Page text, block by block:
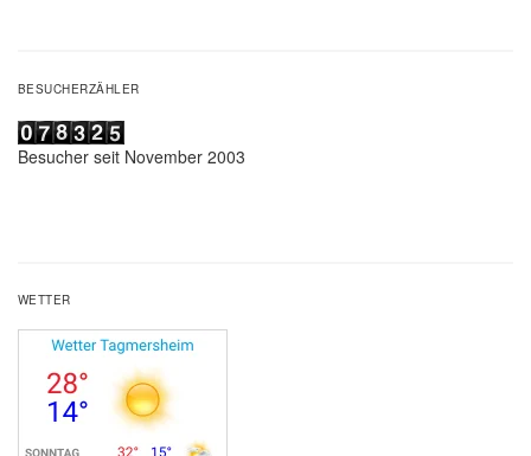
BESUCHERZÄHLER
Besucher seit November 2003
WETTER